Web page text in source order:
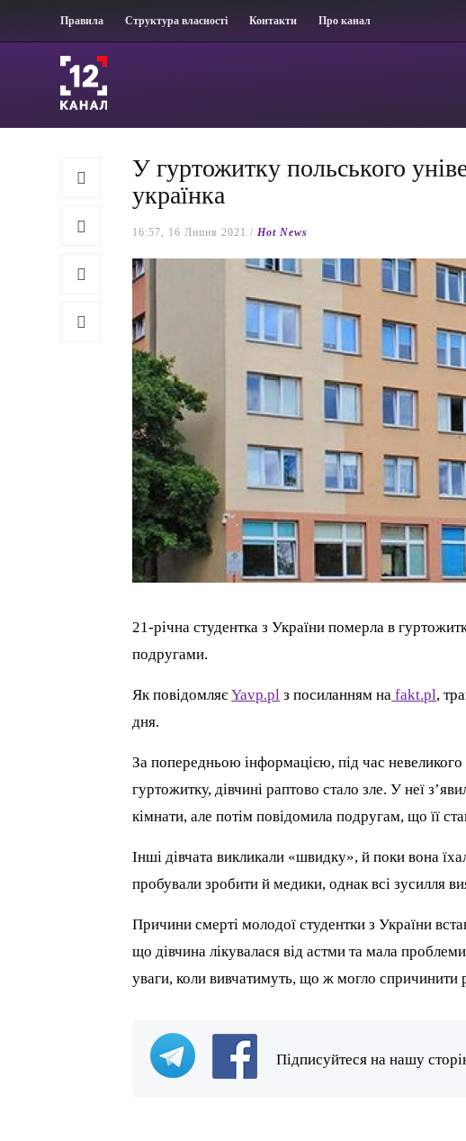
Правила Структура власності Контакти Про канал
У гуртожитку польського
українка
16:57, 16 Липня 2021 /Hot News
21-річна студентка з України померла в
подругами.
Як пoвідoмляєYavp.pl з пoсиланням на fakt.pl,
дня.
За попередньою інформацією, під час невеликого
гуртожитку, дівчині раптово стало зле. У неї
кімнати, але потім повідомила подругам, що її
Інші дівчата викликали «швидку», й поки вона
пробували зробити й медики, однак всі зусилля
Причини смерті молодої студентки з України
що дівчина лікувалася від астми та мала
уваги, коли вивчатимуть, що ж могло спричинити
Підписуйтеся на нашу